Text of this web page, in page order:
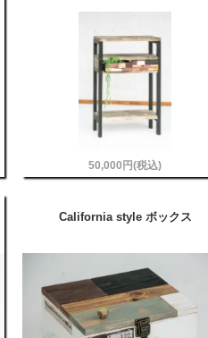
50,000円(税込)
California style ボックス